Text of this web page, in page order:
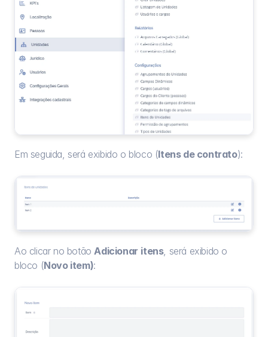
Em seguida, será exibido o bloco (Itens de contrato):
Ao clicar no botão Adicionar itens, será exibido o
bloco (Novo item):